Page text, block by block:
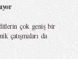
çok geniş bir
çatışmaları da